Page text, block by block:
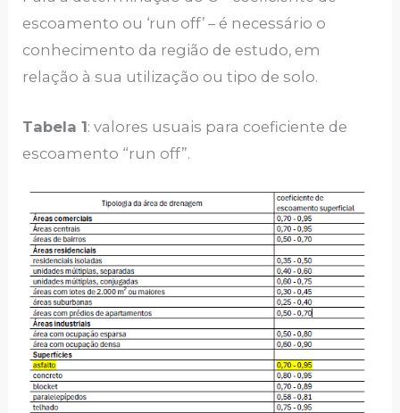
escoamento ou ‘run off’ – é necessário o
conhecimento da região de estudo, em
relação à sua utilização ou tipo de solo.
Tabela 1: valores usuais para coeficiente de
escoamento “run off”.